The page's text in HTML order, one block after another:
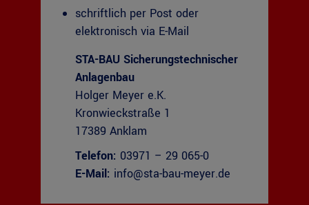
schriftlich per Post oder
elektronisch via E-Mail
STA-BAU Sicherungstechnischer
Anlagenbau
Holger Meyer e.K.
Kronwieckstraße 1
17389 Anklam
Telefon: 03971 – 29 065-0
E-Mail: info@sta-bau-meyer.de